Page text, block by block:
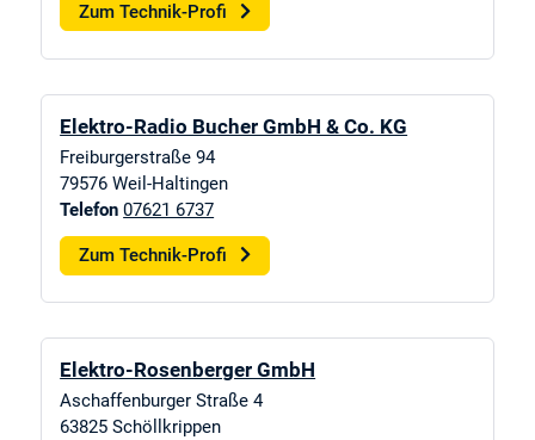
Zum Technik-Profi
Elektro-Radio Bucher GmbH & Co. KG
Freiburgerstraße 94
79576 Weil-Haltingen
Telefon 07621 6737
Zum Technik-Profi
Elektro-Rosenberger GmbH
Aschaffenburger Straße 4
63825 Schöllkrippen